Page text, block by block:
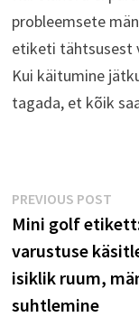
probleemsete
etiketi tähtsusest
Kui käitumine
tagada, et kõik
Post
navigation
PREVIOUS POST
Mini golf
varustuse
isiklik ruum,
suhtlemine